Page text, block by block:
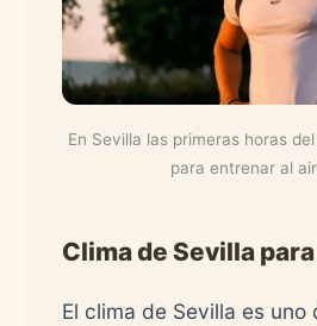
En Sevilla las primeras horas
para entrenar al
Clima de Sevilla
El clima de Sevilla es uno